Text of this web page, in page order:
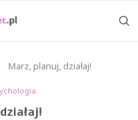
Marz, planuj, działaj!